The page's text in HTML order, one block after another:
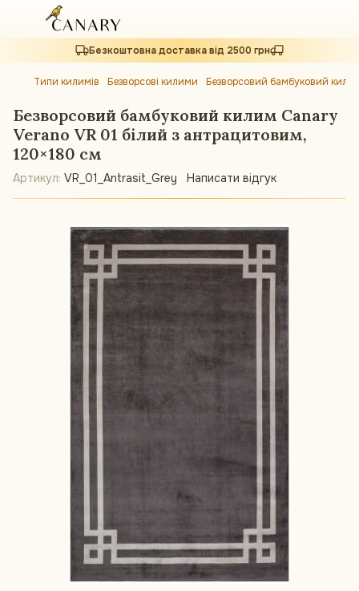
Безкоштовна доставка від 2500 грн
Типи килимів Безворсові килими Безворсовий бамбуковий
Безворсовий бамбуковий килим Canary
Verano VR 01 білий з антрацитовим,
120×180 см
Артикул: VR_01_Antrasit_Grey Написати відгук